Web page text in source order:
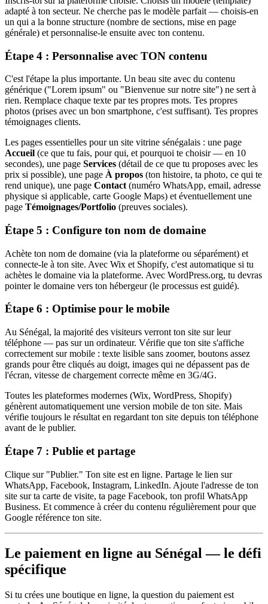
adapté à ton secteur. Ne cherche pas le modèle parfait — choisis-en
un qui a la bonne structure (nombre de sections, mise en page
générale) et personnalise-le ensuite avec ton contenu.
Étape 4 : Personnalise avec TON contenu
C'est l'étape la plus importante. Un beau site avec du contenu
générique ("Lorem ipsum" ou "Bienvenue sur notre site") ne sert à
rien. Remplace chaque texte par tes propres mots. Tes propres
photos (prises avec un bon smartphone, c'est suffisant). Tes propres
témoignages clients.
Les pages essentielles pour un site vitrine sénégalais : une page
Accueil (ce que tu fais, pour qui, et pourquoi te choisir — en 10
secondes), une page Services (détail de ce que tu proposes avec les
prix si possible), une page À propos (ton histoire, ta photo, ce qui te
rend unique), une page Contact (numéro WhatsApp, email, adresse
physique si applicable, carte Google Maps) et éventuellement une
page Témoignages/Portfolio (preuves sociales).
Étape 5 : Configure ton nom de domaine
Achète ton nom de domaine (via la plateforme ou séparément) et
connecte-le à ton site. Avec Wix et Shopify, c'est automatique si tu
achètes le domaine via la plateforme. Avec WordPress.org, tu devras
pointer le domaine vers ton hébergeur (le processus est guidé).
Étape 6 : Optimise pour le mobile
Au Sénégal, la majorité des visiteurs verront ton site sur leur
téléphone — pas sur un ordinateur. Vérifie que ton site s'affiche
correctement sur mobile : texte lisible sans zoomer, boutons assez
grands pour être cliqués au doigt, images qui ne dépassent pas de
l'écran, vitesse de chargement correcte même en 3G/4G.
Toutes les plateformes modernes (Wix, WordPress, Shopify)
génèrent automatiquement une version mobile de ton site. Mais
vérifie toujours le résultat en regardant ton site depuis ton téléphone
avant de le publier.
Étape 7 : Publie et partage
Clique sur "Publier." Ton site est en ligne. Partage le lien sur
WhatsApp, Facebook, Instagram, LinkedIn. Ajoute l'adresse de ton
site sur ta carte de visite, ta page Facebook, ton profil WhatsApp
Business. Et commence à créer du contenu régulièrement pour que
Google référence ton site.
Le paiement en ligne au Sénégal — le défi
spécifique
Si tu crées une boutique en ligne, la question du paiement est